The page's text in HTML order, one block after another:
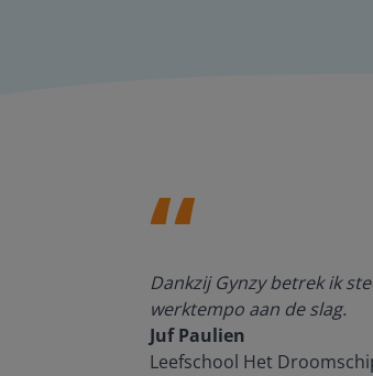
Dankzij Gynzy betrek ik
werktempo aan de slag.
Juf Paulien
Leefschool Het